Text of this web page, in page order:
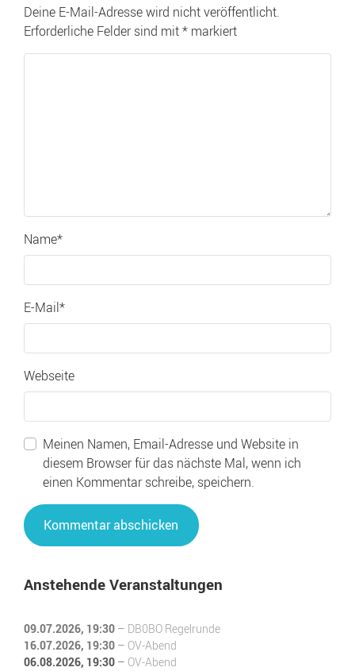
Deine E-Mail-Adresse wird nicht veröffentlicht.
Erforderliche Felder sind mit* markiert
Name*
E-Mail*
Webseite
Meinen Namen, Email-Adresse und Website in
diesem Browser für das nächste Mal, wenn ich
einen Kommentar schreibe, speichern.
Anstehende Veranstaltungen
09.07.2026, 19:30 – DB0BO Regelrunde
16.07.2026, 19:30 – OV-Abend
06.08.2026, 19:30 – OV-Abend